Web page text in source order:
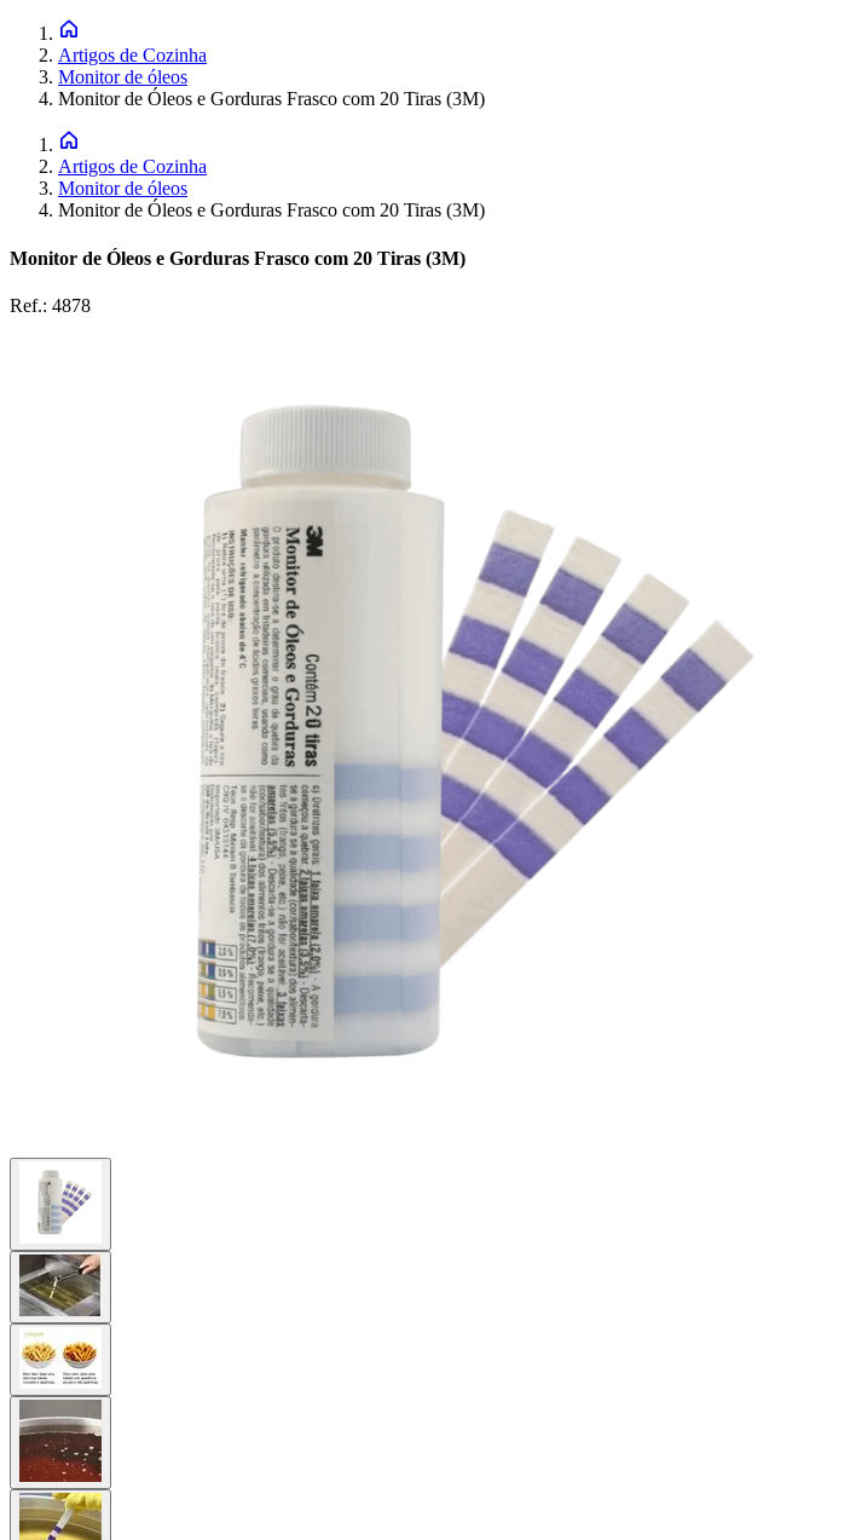
Artigos de Cozinha
Monitor de óleos
Monitor de Óleos e Gorduras Frasco com 20 Tiras (3M)
Artigos de Cozinha
Monitor de óleos
Monitor de Óleos e Gorduras Frasco com 20 Tiras (3M)
Monitor de Óleos e Gorduras Frasco com 20 Tiras (3M)
Ref.: 4878